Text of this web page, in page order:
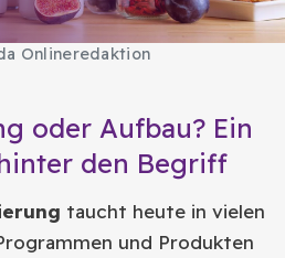
Onlineredaktion
oder Aufbau? Ein
den Begriff
taucht heute in vielen
und Produkten